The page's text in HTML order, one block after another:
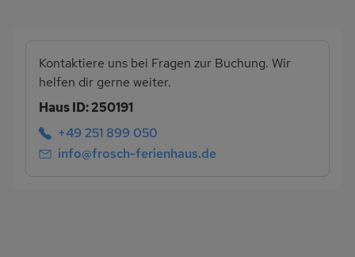
Kontaktiere uns bei Fragen zur Buchung. Wir
helfen dir gerne weiter.
Haus ID: 250191
+49 251 899 050
info@frosch-ferienhaus.de